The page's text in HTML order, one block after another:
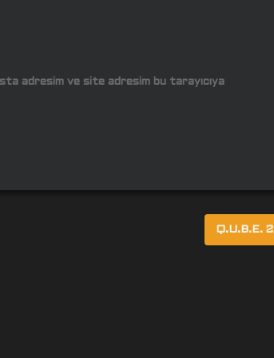
adresim ve site adresim bu tarayıcıya
Q.U.B.E. 2